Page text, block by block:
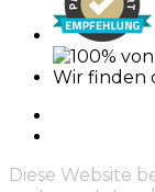
Wir finden
Diese Website